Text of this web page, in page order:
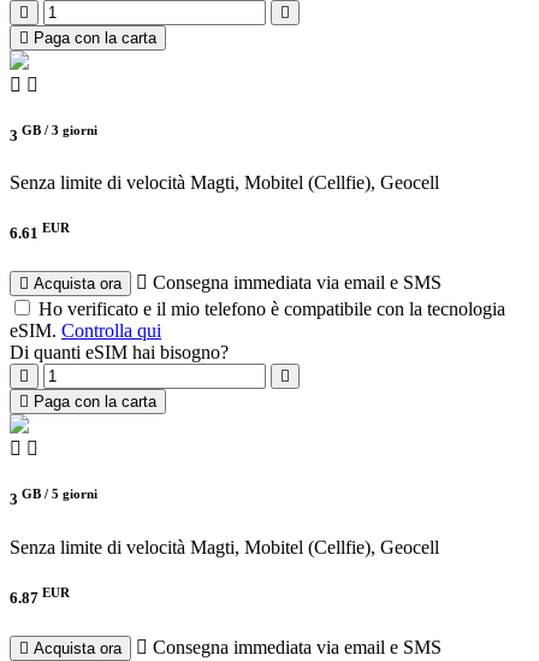
Paga con la carta
3 GB / 3 giorni
Senza limite di velocità Magti, Mobitel (Cellfie), Geocell
6.61 EUR
Acquista ora
Consegna immediata via email e SMS
Ho verificato e il mio telefono è compatibile con la tecnologia
eSIM. Controlla qui
Di quanti eSIM hai bisogno?
Paga con la carta
3 GB / 5 giorni
Senza limite di velocità Magti, Mobitel (Cellfie), Geocell
6.87 EUR
Acquista ora
Consegna immediata via email e SMS